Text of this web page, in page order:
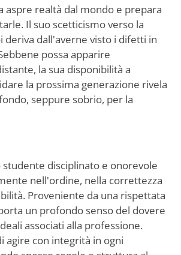
aspre realtà dal mondo e prepara
Il suo scetticismo verso la
deriva dall'averne visto i difetti in
possa apparire
la sua disponibilità a
la prossima generazione rivela
seppure sobrio, per la
studente disciplinato e onorevole
nell'ordine, nella correttezza
Proveniente da una rispettata
un profondo senso del dovere
associati alla professione.
agire con integrità in ogni